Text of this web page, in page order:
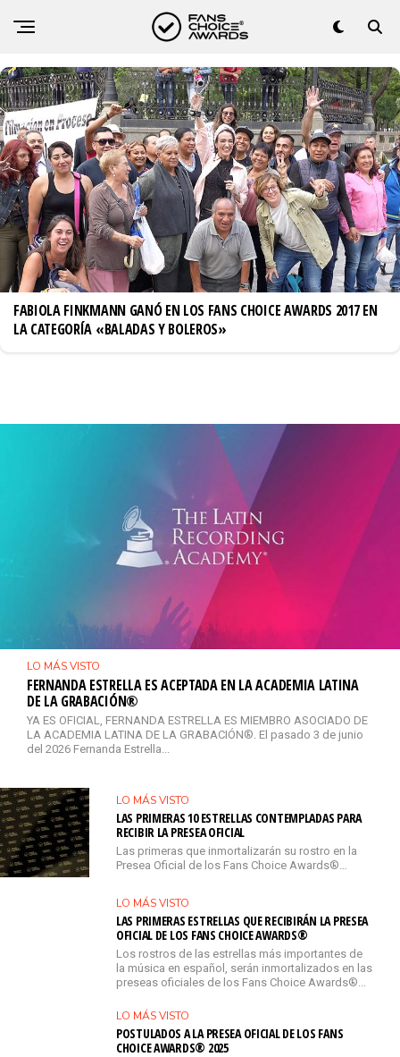
FABIOLA FINKMANN GANÓ EN LOS FANS CHOICE AWARDS 2017 EN
LA CATEGORÍA «BALADAS Y BOLEROS»
LO MÁS VISTO
FERNANDA ESTRELLA ES ACEPTADA EN LA ACADEMIA LATINA
DE LA GRABACIÓN®
YA ES OFICIAL, FERNANDA ESTRELLA ES MIEMBRO ASOCIADO DE
LA ACADEMIA LATINA DE LA GRABACIÓN®. El pasado 3 de junio
del 2026 Fernanda Estrella...
LO MÁS VISTO
LAS PRIMERAS 10 ESTRELLAS CONTEMPLADAS PARA
RECIBIR LA PRESEA OFICIAL
Las primeras que inmortalizarán su rostro en la
Presea Oficial de los Fans Choice Awards®…
LO MÁS VISTO
LAS PRIMERAS ESTRELLAS QUE RECIBIRÁN LA PRESEA
OFICIAL DE LOS FANS CHOICE AWARDS®
Los rostros de las estrellas más importantes de
la música en español, serán inmortalizados en las
preseas oficiales de los Fans Choice Awards®...
LO MÁS VISTO
POSTULADOS A LA PRESEA OFICIAL DE LOS FANS
CHOICE AWARDS® 2025